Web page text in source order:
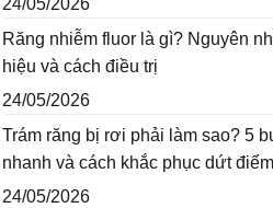
24/05/2026
Răng nhiễm fluor là gì? Nguyên
hiệu và cách điều trị
24/05/2026
Trám răng bị rơi phải làm sao? 5
nhanh và cách khắc phục dứt điểm
24/05/2026